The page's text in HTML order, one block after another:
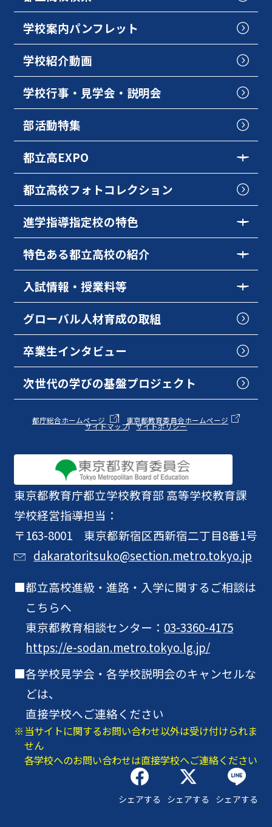
東京都教育庁都立学校教育部 高等学校教育課
学校経営指導担当：
〒163-8001 東京都新宿区西新宿二丁目8番1号
dakaratoritsuko@section.metro.tokyo.jp
都立高校進級・進路・入学に関するご相談は
こちらへ
東京都教育相談センター： 03-3360-4175
https://e-sodan.metro.tokyo.lg.jp/
各学校見学会・各学校説明会のキャンセルな
どは、
直接学校へご連絡ください
当サイトに関するお問い合わせ以外は受け付けられま
せん
各学校へのお問い合わせは直接学校へご連絡ください
シェアする シェアする シェアする
学校案内パンフレット
学校紹介動画
学校行事・見学会・説明会
部活動特集
都立高EXPO
都立高校フォトコレクション
進学指導指定校の特色
特色ある都立高校の紹介
入試情報・授業料等
グローバル人材育成の取組
卒業生インタビュー
次世代の学びの基盤プロジェクト
都庁総合ホームページ 東京都教育委員会ホームページ
サイトマップ サイトポリシー